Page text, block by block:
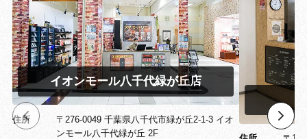
イオンモール八千代緑が丘店
住所
〒276-0049 千葉県八千代市緑が丘2-1-3 イオ
ンモール八千代緑が丘 2F